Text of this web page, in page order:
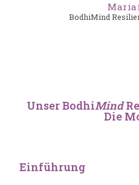
BodhiMind
Unser BodhiMind
Die
Einführung